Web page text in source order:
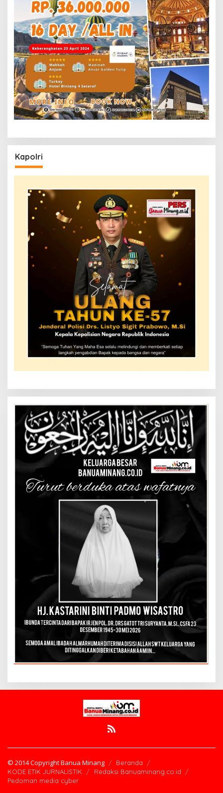
Kapolri
© 2014 Copyright Banua Minang
Beranda
KODE ETIK JURNALISTIK
Redaksi Banuaminang.co.id
Pedoman media cyber